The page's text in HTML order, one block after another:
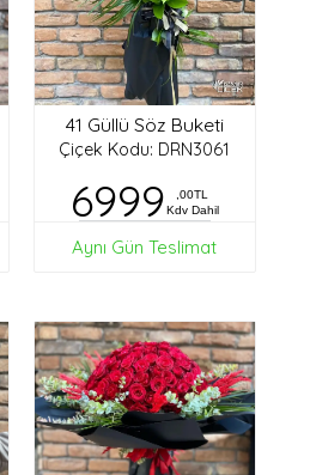
41 Güllü Söz Buketi
Çiçek Kodu: DRN3061
6999
,00TL
Kdv Dahil
Aynı Gün Teslimat